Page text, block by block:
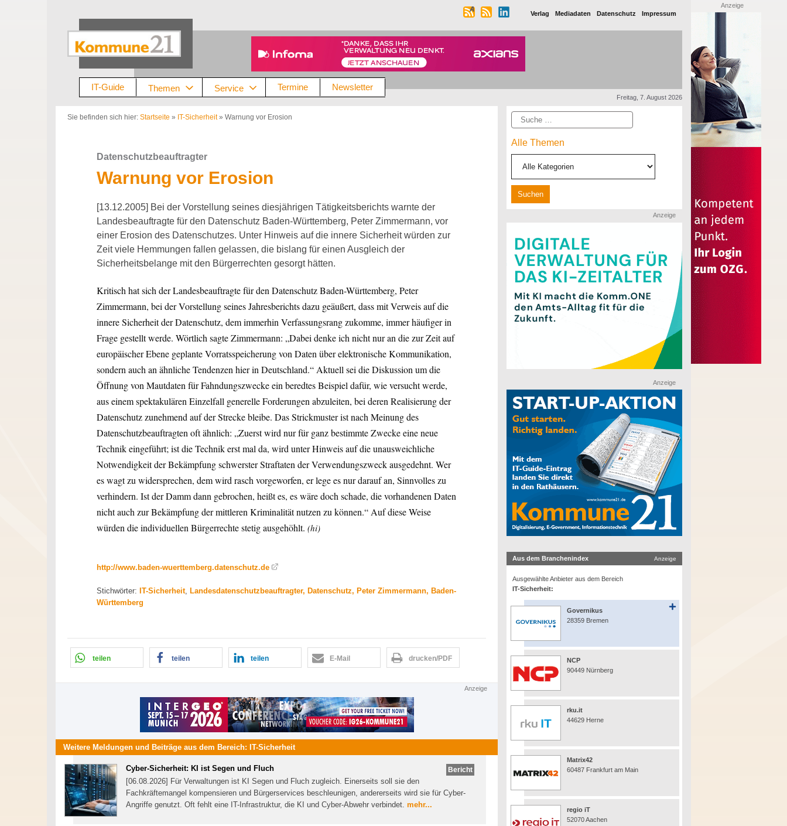
Verlag Mediadaten Datenschutz Impressum
IT-Guide Themen Service Termine Newsletter
Freitag, 7. August 2026
Sie befinden sich hier: Startseite » IT-Sicherheit» Warnung vor Erosion
Datenschutzbeauftragter
Warnung vor Erosion
[13.12.2005] Bei der Vorstellung seines diesjährigen Tätigkeitsberichts warnte der
Landesbeauftragte für den Datenschutz Baden-Württemberg, Peter Zimmermann, vor
einer Erosion des Datenschutzes. Unter Hinweis auf die innere Sicherheit würden zur
Zeit viele Hemmungen fallen gelassen, die bislang für einen Ausgleich der
Sicherheitsbelange mit den Bürgerrechten gesorgt hätten.
Kritisch hat sich der Landesbeauftragte für den Datenschutz Baden-Württemberg, Peter
Zimmermann, bei der Vorstellung seines Jahresberichts dazu geäußert, dass mit Verweis auf die
innere Sicherheit der Datenschutz, dem immerhin Verfassungsrang zukomme, immer häufiger in
Frage gestellt werde. Wörtlich sagte Zimmermann: „Dabei denke ich nicht nur an die zur Zeit auf
europäischer Ebene geplante Vorratsspeicherung von Daten über elektronische Kommunikation,
sondern auch an ähnliche Tendenzen hier in Deutschland.“ Aktuell sei die Diskussion um die
Öffnung von Mautdaten für Fahndungszwecke ein beredtes Beispiel dafür, wie versucht werde,
aus einem spektakulären Einzelfall generelle Forderungen abzuleiten, bei deren Realisierung der
Datenschutz zunehmend auf der Strecke bleibe. Das Strickmuster ist nach Meinung des
Datenschutzbeauftragten oft ähnlich: „Zuerst wird nur für ganz bestimmte Zwecke eine neue
Technik eingeführt; ist die Technik erst mal da, wird unter Hinweis auf die unausweichliche
Notwendigkeit der Bekämpfung schwerster Straftaten der Verwendungszweck ausgedehnt. Wer
es wagt zu widersprechen, dem wird rasch vorgeworfen, er lege es nur darauf an, Sinnvolles zu
verhindern. Ist der Damm dann gebrochen, heißt es, es wäre doch schade, die vorhandenen Daten
nicht auch zur Bekämpfung der mittleren Kriminalität nutzen zu können.“ Auf diese Weise
würden die individuellen Bürgerrechte stetig ausgehöhlt. (hi)
http://www.baden-wuerttemberg.datenschutz.de
Stichwörter: IT-Sicherheit, Landesdatenschutzbeauftragter, Datenschutz, Peter Zimmermann, Baden-
Württemberg
teilen teilen teilen E-Mail drucken/PDF
Anzeige
Weitere Meldungen und Beiträge aus dem Bereich: IT-Sicherheit
Bericht
Cyber-Sicherheit: KI ist Segen und Fluch
[06.08.2026] Für Verwaltungen ist KI Segen und Fluch zugleich. Einerseits soll sie den
Fachkräftemangel kompensieren und Bürgerservices beschleunigen, andererseits wird sie für Cyber-
Angriffe genutzt. Oft fehlt eine IT-Infrastruktur, die KI und Cyber-Abwehr verbindet. mehr...
Suche
Alle Themen
Anzeige
Anzeige
Aus dem Branchenindex Anzeige
Ausgewählte Anbieter aus dem Bereich
IT-Sicherheit:
Governikus
28359 Bremen
NCP
90449 Nürnberg
rku.it
44629 Herne
Matrix42
60487 Frankfurt am Main
regio iT
52070 Aachen
Anzeige